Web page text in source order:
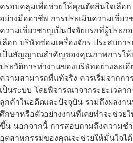
ครอบคลุมเพื่อช่วยให้คุณตัดสินใจเลือ
อย่างมืออาชีพ การประเมินความเชี่ย
ความเชี่ยวชาญเป็นปัจจัยแรกที่ผู้ประก
เลือก บริษัทซ่อมเครื่องจักร ประสบกา
เป็นสัญญาณสำคัญของคุณภาพการให้
ประวัติการทำงานของบริษัทอย่างละเ
ความสามารถที่แท้จริง ควรเริ่มจากก
เป็นระบบ โดยพิจารณาจากระยะเวลา
ลูกค้าในอดีตและปัจจุบัน รวมถึงผลงา
ศึกษาหรือตัวอย่างงานที่เคยทำจะช่วย
ขึ้น นอกจากนี้ การสอบถามถึงความช
อุตสาหกรรมของคุณจะช่วยให้มั่นใจไ